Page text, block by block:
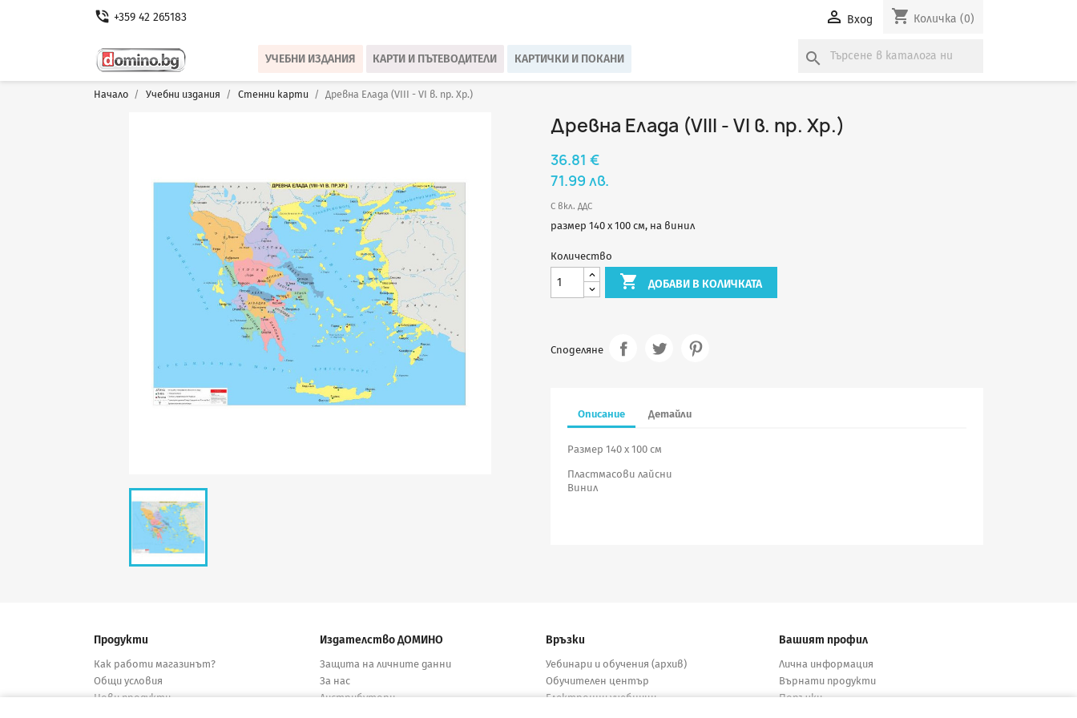
phone_in_talk +359 42 265183  Вход shopping_cart Количка (0)
УЧЕБНИ ИЗДАНИЯ КАРТИ И ПЪТЕВОДИТЕЛИ КАРТИЧКИ И ПОКАНИ search
Начало Учебни издания Стенни карти Древна Елада (VIII - VI в. пр. Хр.)
Древна Елада (VIII - VI в. пр. Хр.)
36.81 €
71.99 лв.
С вкл. ДДС
размер 140 х 100 см, на винил
Количество
 ДОБАВИ В КОЛИЧКАТА
Споделяне
Описание Детайли
Размер 140 х 100 см
Пластмасови лайсни
Винил
Продукти
Как работи магазинът?
Общи условия
Нови продукти
Издателство ДОМИНО
Защита на личните данни
За нас
Дистрибутори
Връзки
Уебинари и обучения (архив)
Обучителен център
Електронни учебници
Вашият профил
Лична информация
Върнати продукти
Поръчки